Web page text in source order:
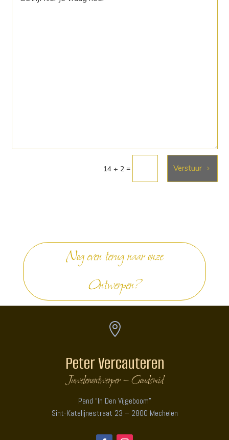
14 + 2 = Verstuur
Nog even terug naar onze
Ontwerpen?

Peter Vercauteren
Juwelenontwerper – Goudsmid
Pand “In Den Vijgeboom”
Sint-Katelijnestraat 23 – 2800 Mechelen